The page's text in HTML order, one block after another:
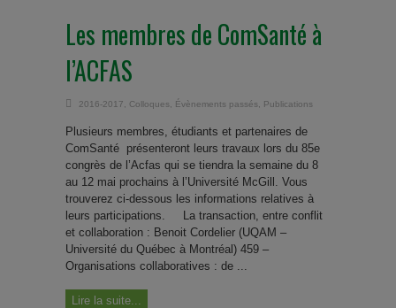
Les membres de ComSanté à
l’ACFAS
2016-2017 Colloques Évènements passés Publications
Plusieurs membres, étudiants et partenaires de
ComSanté présenteront leurs travaux lors du 85e
congrès de l’Acfas qui se tiendra la semaine du 8
au 12 mai prochains à l’Université McGill. Vous
trouverez ci-dessous les informations relatives à
leurs participations. La transaction, entre conflit
et collaboration : Benoit Cordelier (UQAM –
Université du Québec à Montréal) 459 –
Organisations collaboratives : de ...
Lire la suite...